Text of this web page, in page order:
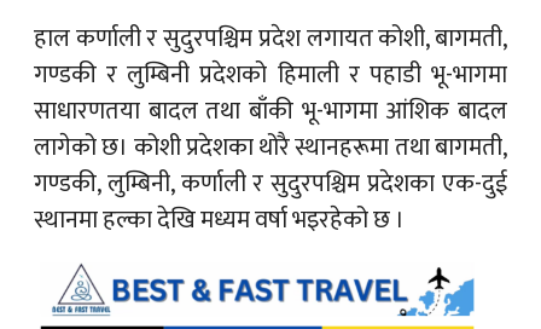
हाल कर्णाली र सुदुरपश्चिम प्रदेश लगायत कोशी, बागमती,
गण्डकी र लुम्बिनी प्रदेशको हिमाली र पहाडी भू-भागमा
साधारणतया बादल तथा बाँकी भू-भागमा आंशिक बादल
लागेको छ। कोशी प्रदेशका थोरै स्थानहरूमा तथा बागमती,
गण्डकी, लुम्बिनी, कर्णाली र सुदुरपश्चिम प्रदेशका एक-दुई
स्थानमा हल्का देखि मध्यम वर्षा भइरहेको छ ।